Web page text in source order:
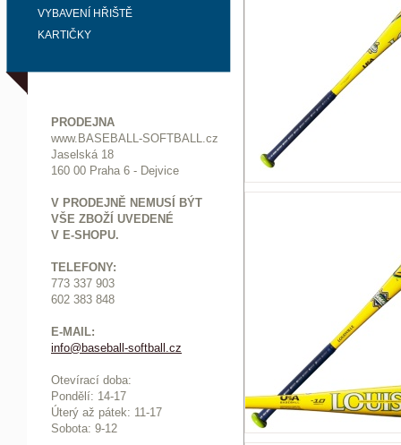
VYBAVENÍ HŘIŠTĚ
KARTIČKY
PRODEJNA
www.BASEBALL-SOFTBALL.cz
Jaselská 18
160 00 Praha 6 - Dejvice
V PRODEJNĚ NEMUSÍ BÝT
VŠE ZBOŽÍ UVEDENÉ
V E-SHOPU.
TELEFONY:
773 337 903
602 383 848
E-MAIL:
info@baseball-softball.cz
Otevírací doba:
Pondělí: 14-17
Úterý až pátek: 11-17
Sobota: 9-12